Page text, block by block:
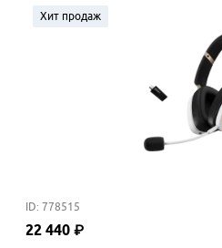
Хит продаж
ID: 778515
22 440 ₽